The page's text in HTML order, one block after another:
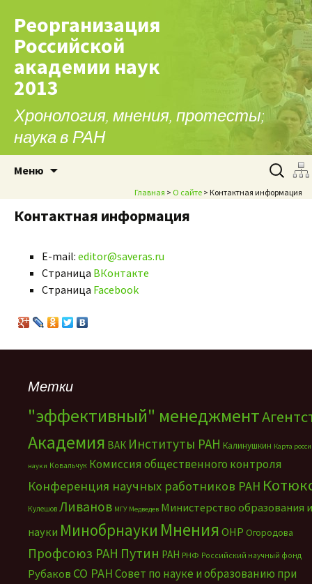
Реорганизация
Российской
академии наук
2013
Хронология, мнения, протесты;
наука в РАН
Меню Найти:
Главная > О сайте > Контактная информация
Контактная информация
E-mail: editor@saveras.ru
Страница ВКонтакте
Страница Facebook
Метки
"эффективный" менеджмент
Академия ВАК Институты РАН Калинушкин Карта
науки Ковальчук Комиссия общественного контроля
Конференция научных работников РАН
Кулешов Ливанов МГУ Медведев Министерство образования и
науки Минобрнауки Мнения ОНР Огородова
Профсоюз РАН Путин РАН РНФ Российский научный фонд
Рубаков СО РАНСовет по науке и образованию при